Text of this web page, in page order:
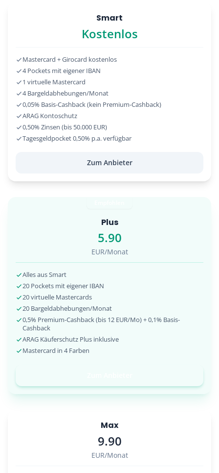
Smart
Kostenlos
Mastercard + Girocard kostenlos
4 Pockets mit eigener IBAN
1 virtuelle Mastercard
4 Bargeldabhebungen/Monat
0,05% Basis-Cashback (kein Premium-Cashback)
ARAG Kontoschutz
0,50% Zinsen (bis 50.000 EUR)
Tagesgeldpocket 0,50% p.a. verfügbar
Zum Anbieter
Plus
5.90
EUR/Monat
Alles aus Smart
20 Pockets mit eigener IBAN
20 virtuelle Mastercards
20 Bargeldabhebungen/Monat
0,5% Premium-Cashback (bis 12 EUR/Mo) + 0,1% Basis-
Cashback
ARAG Käuferschutz Plus inklusive
Mastercard in 4 Farben
Max
9.90
EUR/Monat